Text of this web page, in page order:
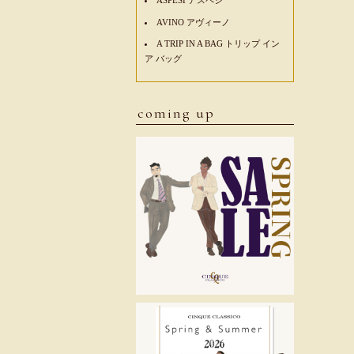
AVINO アヴィーノ
A TRIP IN A BAG トリップ イン
ア バッグ
coming up